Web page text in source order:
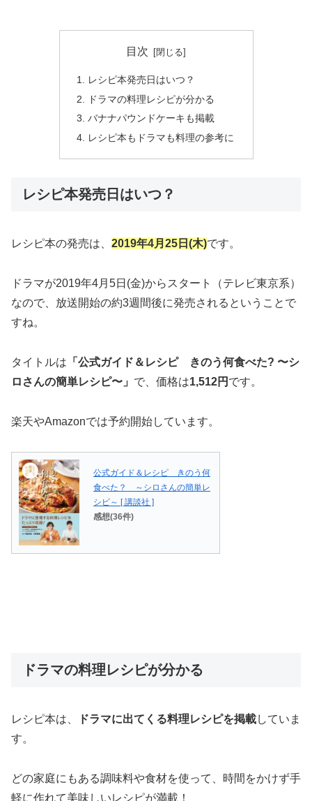
目次
レシピ本発売日はいつ？
ドラマの料理レシピが分かる
バナナパウンドケーキも掲載
レシピ本もドラマも料理の参考に
レシピ本発売日はいつ？
レシピ本の発売は、 2019年4月25日(木)です。
ドラマが2019年4月5日(金)からスタート（テレビ東京系）
なので、放送開始の約3週間後に発売されるということで
すね。
タイトルは 「公式ガイド＆レシピ きのう何食べた? 〜シ
ロさんの簡単レシピ〜」 で、価格は1,512円 です。
楽天やAmazonでは予約開始しています。
公式ガイド＆レシピ きのう何
食べた？ ～シロさんの簡単レ
シピ～ [ 講談社 ]
感想(36件)
ドラマの料理レシピが分かる
レシピ本は、 ドラマに出てくる料理レシピを掲載していま
す。
どの家庭にもある調味料や食材を使って、時間をかけず手
軽に作れて美味しいレシピが満載！